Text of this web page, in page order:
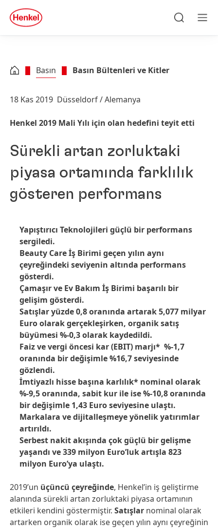
Skip to footer
quick
search
Basın Basın Bültenleri ve Kitler
18 Kas 2019 Düsseldorf / Alemanya
Henkel 2019 Mali Yılı için olan hedefini teyit etti
Sürekli artan zorluktaki
piyasa ortamında farklılık
gösteren performans
Yapıştırıcı Teknolojileri güçlü bir performans
sergiledi.
Beauty Care İş Birimi geçen yılın aynı
çeyreğindeki seviyenin altında performans
gösterdi.
Çamaşır ve Ev Bakım İş Birimi başarılı bir
gelişim gösterdi.
Satışlar yüzde 0,8 oranında artarak 5,077 milyar
Euro olarak gerçekleşirken, organik satış
büyümesi %-0,3 olarak kaydedildi.
Faiz ve vergi öncesi kar(EBIT) marjı* %-1,7
oranında bir değişimle %16,7 seviyesinde
gözlendi.
İmtiyazlı hisse başına karlılık* nominal olarak
%-9,5 oranında, sabit kur ile ise %-10,8 oranında
bir değişimle 1,43 Euro seviyesine ulaştı.
Markalara ve dijitalleşmeye yönelik yatırımlar
artırıldı.
Serbest nakit akışında çok güçlü bir gelişme
yaşandı ve 339 milyon Euro’luk artışla 823
milyon Euro’ya ulaştı.
2019’un üçüncü çeyreğinde, Henkel’in iş geliştirme
alanında sürekli artan zorluktaki piyasa ortamının
etkileri kendini göstermiştir. Satışlar nominal olarak
artarken organik olarak ise geçen yılın aynı çeyreğinin